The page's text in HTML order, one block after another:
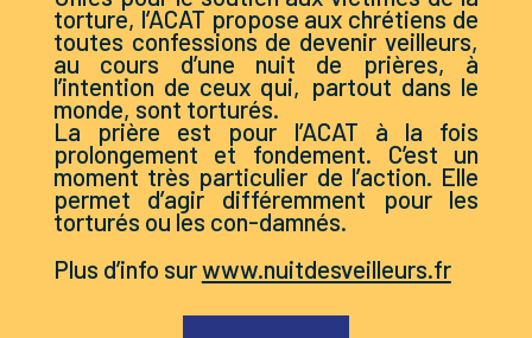
torture, l’ACAT propose aux chrétiens de
toutes confessions de devenir veilleurs,
au cours d’une nuit de prières, à
l’intention de ceux qui, partout dans le
monde, sont torturés.
La prière est pour l’ACAT à la fois
prolongement et fondement. C’est un
moment très particulier de l’action. Elle
permet d’agir différemment pour les
torturés ou les con-damnés.
Plus d’info surwww.nuitdesveilleurs.fr